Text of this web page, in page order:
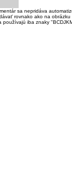
sa nepridáva
rovnako ako na
používajú iba znaky